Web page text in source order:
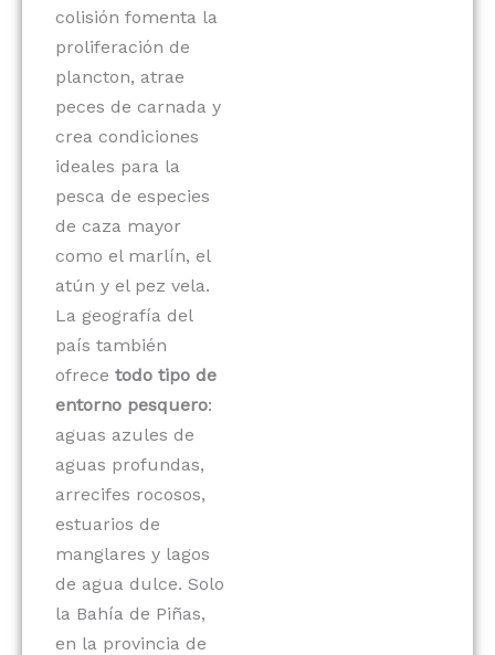
colisión fomenta la
proliferación de
plancton, atrae
peces de carnada y
crea condiciones
ideales para la
pesca de especies
de caza mayor
como el marlín, el
atún y el pez vela.
La geografía del
país también
ofrece todo tipo de
entorno pesquero:
aguas azules de
aguas profundas,
arrecifes rocosos,
estuarios de
manglares y lagos
de agua dulce. Solo
la Bahía de Piñas,
en la provincia de